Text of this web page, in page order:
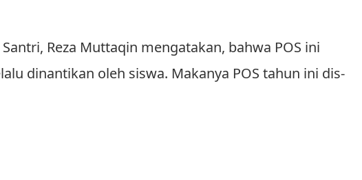
Reza Muttaqin mengatakan, bahwa POS ini
dinantikan oleh siswa. Makanya POS tahun ini dis­